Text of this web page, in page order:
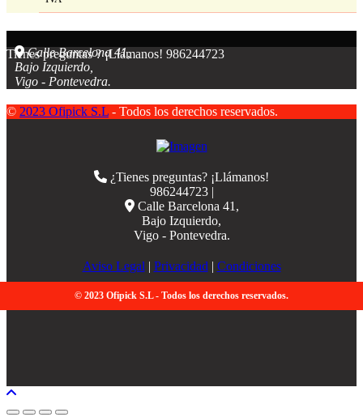
Tienes preguntas ? ¡Llámanos! 986244723
Calle Barcelona 41,
Bajo Izquierdo,
Vigo - Pontevedra.
© 2023 Ofipick S.L - Todos los derechos reservados.
¿Tienes preguntas? ¡Llámanos!
986244723 |
Calle Barcelona 41,
Bajo Izquierdo,
Vigo - Pontevedra.
Aviso Legal | Privacidad | Condiciones
© 2023 Ofipick S.L - Todos los derechos reservados.